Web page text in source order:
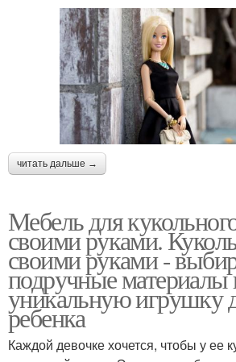
читать дальше →
Мебель для
своими руками.
своими руками -
подручные материалы
уникальную игрушку
ребенка
Каждой девочке хочется, чтобы у ее